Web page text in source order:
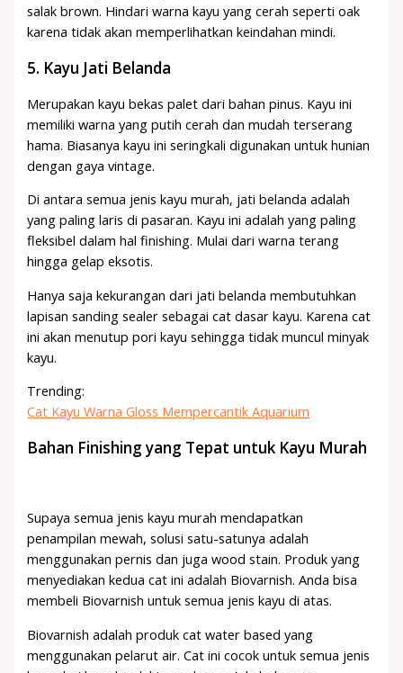
salak brown. Hindari warna kayu yang cerah seperti oak
karena tidak akan memperlihatkan keindahan mindi.
5. Kayu Jati Belanda
Merupakan kayu bekas palet dari bahan pinus. Kayu ini
memiliki warna yang putih cerah dan mudah terserang
hama. Biasanya kayu ini seringkali digunakan untuk hunian
dengan gaya vintage.
Di antara semua jenis kayu murah, jati belanda adalah
yang paling laris di pasaran. Kayu ini adalah yang paling
fleksibel dalam hal finishing. Mulai dari warna terang
hingga gelap eksotis.
Hanya saja kekurangan dari jati belanda membutuhkan
lapisan sanding sealer sebagai cat dasar kayu. Karena cat
ini akan menutup pori kayu sehingga tidak muncul minyak
kayu.
Trending:
Cat Kayu Warna Gloss Mempercantik Aquarium
Bahan Finishing yang Tepat untuk Kayu Murah
Supaya semua jenis kayu murah mendapatkan
penampilan mewah, solusi satu-satunya adalah
menggunakan pernis dan juga wood stain. Produk yang
menyediakan kedua cat ini adalah Biovarnish. Anda bisa
membeli Biovarnish untuk semua jenis kayu di atas.
Biovarnish adalah produk cat water based yang
menggunakan pelarut air. Cat ini cocok untuk semua jenis